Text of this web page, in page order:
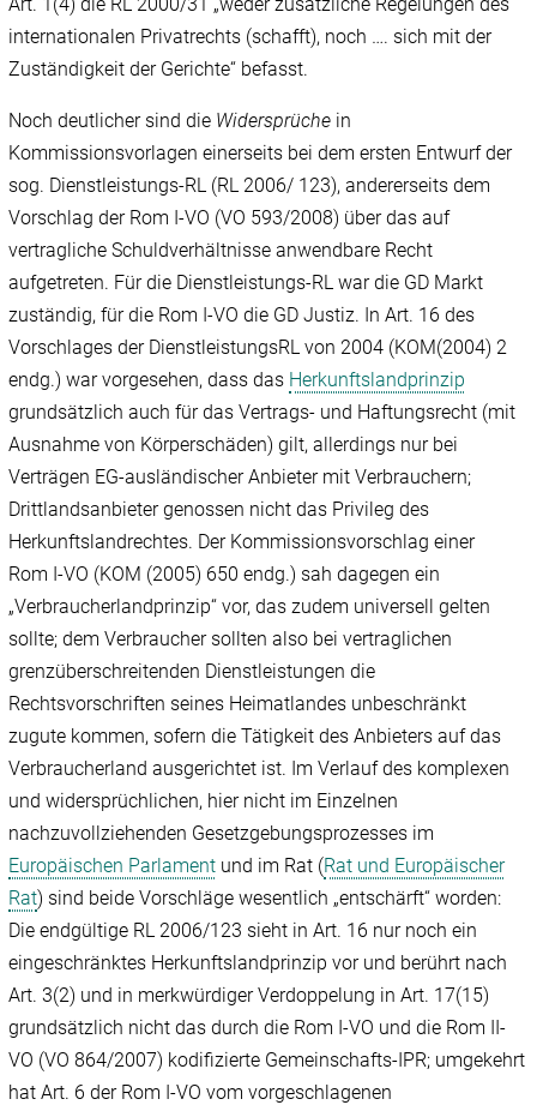
Art. 1(4) die RL 2000/31 „weder zusätzliche Regelungen des
internationalen Privatrechts (schafft), noch …. sich mit der
Zuständigkeit der Gerichte“ befasst.
Noch deutlicher sind die Widersprüche in
Kommissionsvorlagen einerseits bei dem ersten Entwurf der
sog. Dienstleistungs-RL (RL 2006/ 123), andererseits dem
Vorschlag der Rom I-VO (VO 593/2008) über das auf
vertragliche Schuldverhältnisse anwendbare Recht
aufgetreten. Für die Dienstleistungs-RL war die GD Markt
zuständig, für die Rom I-VO die GD Justiz. In Art. 16 des
Vorschlages der DienstleistungsRL von 2004 (KOM(2004) 2
endg.) war vorgesehen, dass das Herkunftslandprinzip
grundsätzlich auch für das Vertrags- und Haftungsrecht (mit
Ausnahme von Körperschäden) gilt, allerdings nur bei
Verträgen EG-ausländischer Anbieter mit Verbrauchern;
Drittlandsanbieter genossen nicht das Privileg des
Herkunftslandrechtes. Der Kommissionsvorschlag einer
Rom I-VO (KOM (2005) 650 endg.) sah dagegen ein
„Verbraucherlandprinzip“ vor, das zudem universell gelten
sollte; dem Verbraucher sollten also bei vertraglichen
grenzüberschreitenden Dienstleistungen die
Rechtsvorschriften seines Heimatlandes unbeschränkt
zugute kommen, sofern die Tätigkeit des Anbieters auf das
Verbraucherland ausgerichtet ist. Im Verlauf des komplexen
und widersprüchlichen, hier nicht im Einzelnen
nachzuvollziehenden Gesetzgebungsprozesses im
Europäischen Parlament und im Rat (Rat und Europäischer
Rat) sind beide Vorschläge wesentlich „entschärft“ worden:
Die endgültige RL 2006/123 sieht in Art. 16 nur noch ein
eingeschränktes Herkunftslandprinzip vor und berührt nach
Art. 3(2) und in merkwürdiger Verdoppelung in Art. 17(15)
grundsätzlich nicht das durch die Rom I-VO und die Rom II-
VO (VO 864/2007) kodifizierte Gemeinschafts-IPR; umgekehrt
hat Art. 6 der Rom I-VO vom vorgeschlagenen